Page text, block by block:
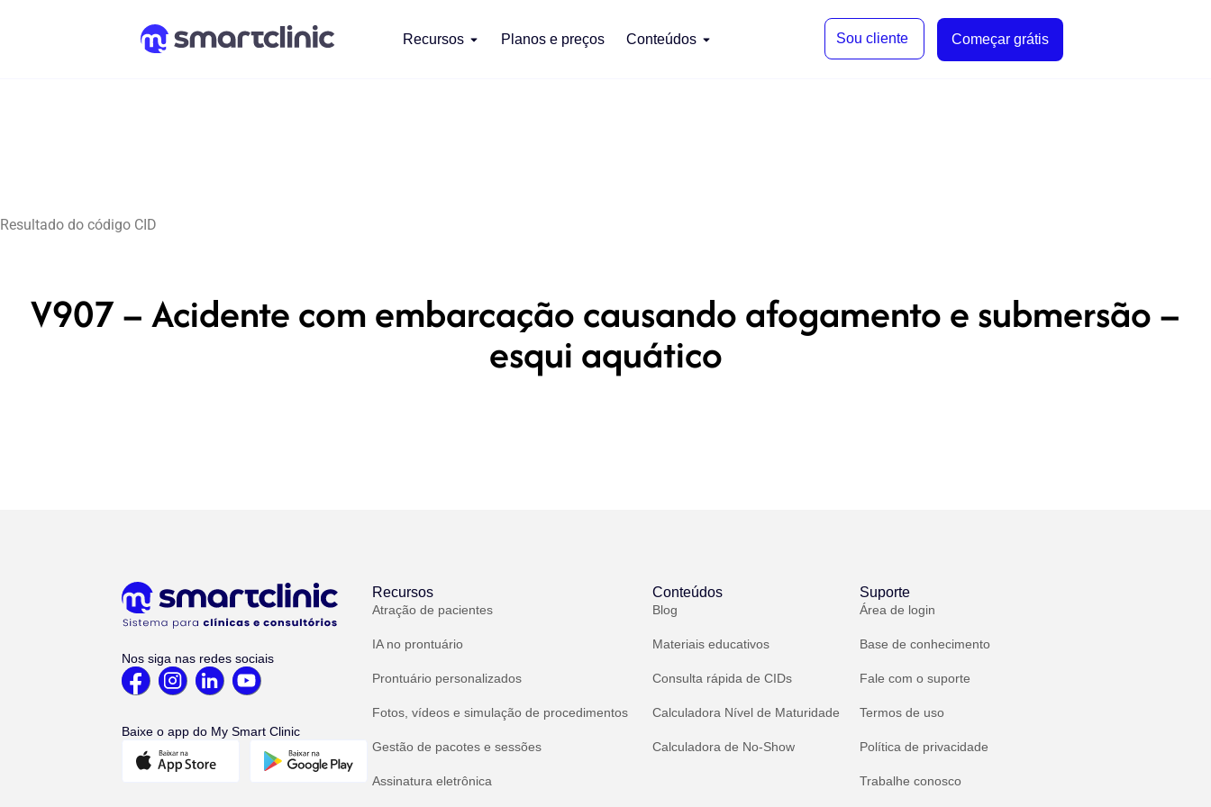
Recursos Planos e preços Conteúdos Sou cliente Começar grátis
Resultado do código CID
V907 – Acidente com embarcação causando afogamento e submersão –
esqui aquático
Nos siga nas redes sociais
Baixe o app do My Smart Clinic
Recursos
Atração de pacientes
IA no prontuário
Prontuário personalizados
Fotos, vídeos e simulação de procedimentos
Gestão de pacotes e sessões
Assinatura eletrônica
Conteúdos
Blog
Materiais educativos
Consulta rápida de CIDs
Calculadora Nível de Maturidade
Calculadora de No-Show
Suporte
Área de login
Base de conhecimento
Fale com o suporte
Termos de uso
Política de privacidade
Trabalhe conosco